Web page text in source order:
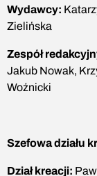
Wydawcy:
Zielińska
Zespół
Jakub Nowak,
Woźnicki
Szefowa działu
Dział kreacji: